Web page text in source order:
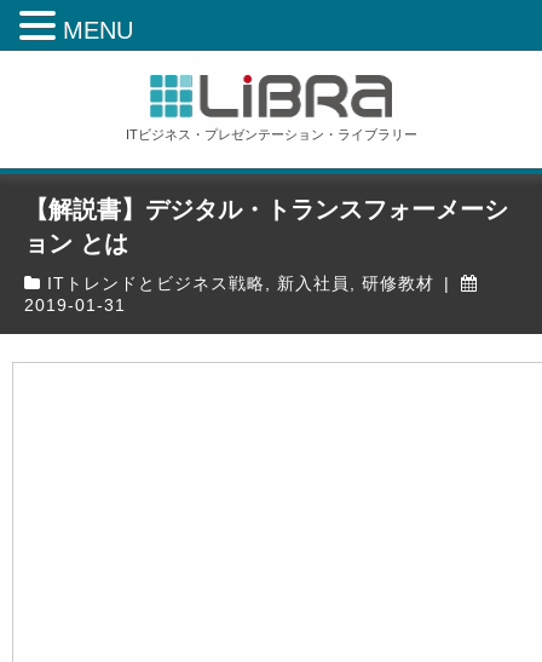
ITビジネス・プレゼンテーション・ライブラリー
【解説書】デジタル・トランスフォーメーシ
ョン とは
ITトレンドとビジネス戦略 新入社員 研修教材
|
2019-01-31
ホーム » 研修教材 »
MENU